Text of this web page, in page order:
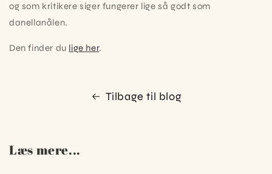
og som kritikere siger fungerer lige så godt som
danellanålen.
Den finder du lige her.
Tilbage til blog
Læs mere...